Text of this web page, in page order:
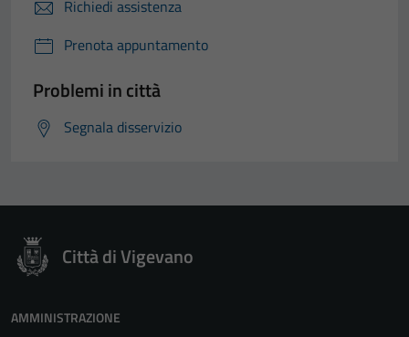
Richiedi assistenza
Prenota appuntamento
Problemi in città
Segnala disservizio
Città di Vigevano
AMMINISTRAZIONE